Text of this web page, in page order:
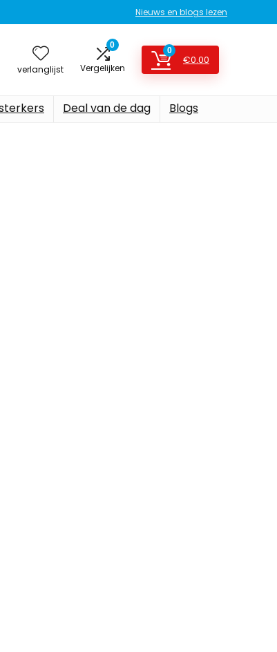
Nieuws en blogs lezen
verlanglijst
0
Vergelijken
0
€0.00
Deal van de dag Blogs